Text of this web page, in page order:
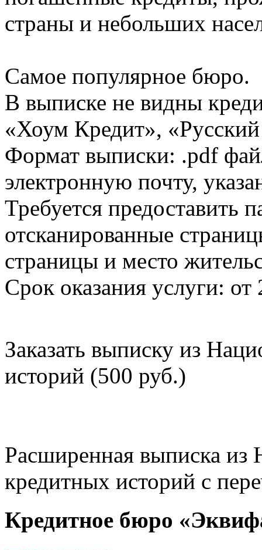
страны и небольших
Самое популярное бюро.
В выписке не видны
«Хоум Кредит»,
Формат выписки: .pdf
электронную почту,
Требуется предоставить
отсканированные
страницы и место
Срок оказания услуги: от
Заказать выписку из
историй (500 руб.)
Расширенная выписка из
кредитных историй с
Кредитное бюро